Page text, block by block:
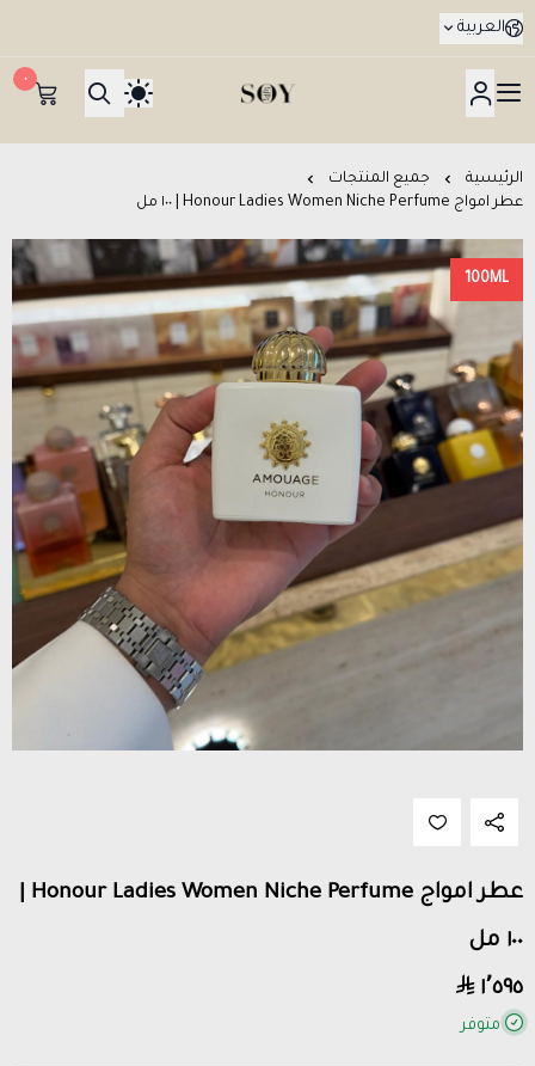
العربية
هدايا جدة SOY Gifts بتوصيل في نفس اليوم
٠
الرئيسية
جميع المنتجات
عطر امواج Honour Ladies Women Niche Perfume | ١٠٠ مل
100ML
١٠٠ مل
١٬٥٩٥
متوفر